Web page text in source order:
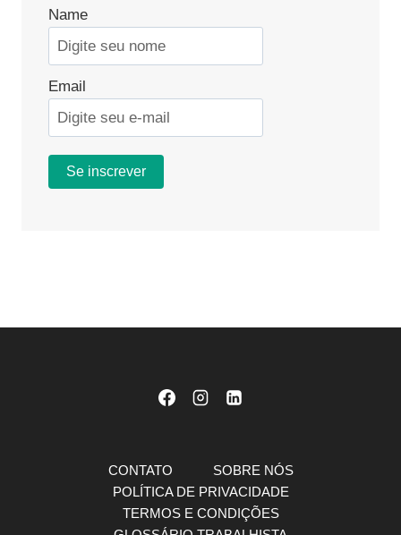
Name
Email
CONTATO
SOBRE NÓS
POLÍTICA DE PRIVACIDADE
TERMOS E CONDIÇÕES